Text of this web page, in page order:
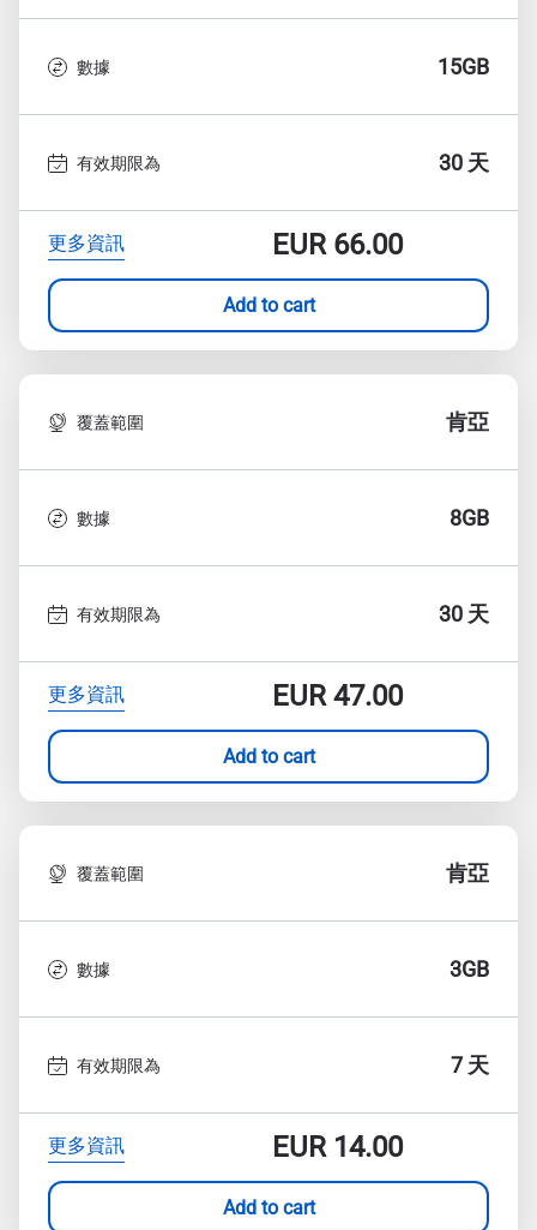
數據 15GB
有效期限為 30 天
更多資訊 EUR66.00
Add to cart
覆蓋範圍 肯亞
數據 8GB
有效期限為 30 天
更多資訊 EUR47.00
Add to cart
覆蓋範圍 肯亞
數據 3GB
有效期限為 7 天
更多資訊 EUR14.00
Add to cart